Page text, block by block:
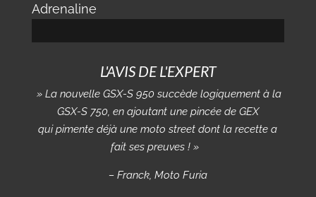
Adrenaline
L'AVIS DE L'EXPERT
» La nouvelle GSX-S 950 succède logiquement à la
GSX-S 750, en ajoutant une pincée de GEX
qui pimente déjà une moto street dont la recette a
fait ses preuves ! »
– Franck, Moto Furia